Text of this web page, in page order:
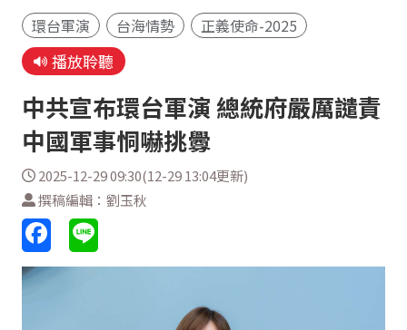
環台軍演
台海情勢 正義使命-2025
播放聆聽
中共宣布環台軍演 總統府嚴厲譴責
中國軍事恫嚇挑釁
2025-12-29 09:30(12-29 13:04更新)
撰稿編輯：劉玉秋